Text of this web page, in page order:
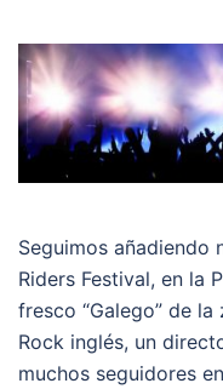
Seguimos añadiendo
Riders Festival, en la
fresco “Galego” de
Rock inglés, un
muchos seguidores